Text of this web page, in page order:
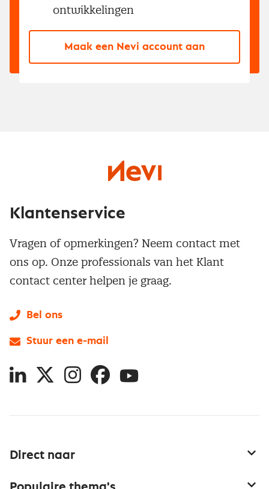
ontwikkelingen
Maak een Nevi account aan
Direct naar
Klantenservice
Vragen of opmerkingen? Neem contact met
ons op. Onze professionals van het Klant
contact center helpen je graag.
Bel ons
Stuur een e-mail
LinkedIn
X InstagramFacebookYouTube